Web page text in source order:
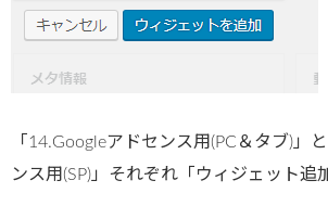
「14.Googleアドセンス用(PC＆タブ)」
ンス用(SP)」それぞれ「ウィジェット追